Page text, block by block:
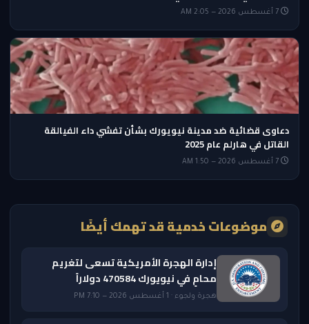
دعاوى قضائية ضد مدينة نيويورك بشأن تفشي داء الفيالقة
القاتل في هارلم عام 2025
موضوعات خدمية قد تهمك أيضًا
إدارة الهجرة الأمريكية تسعى لتغريم
محامٍ في نيويورك 470584 دولاراً
هجرة ولجوء · 1 أغسطس 2026 — 7:10 PM